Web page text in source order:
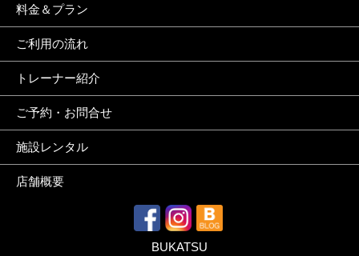
料金＆プラン
ご利用の流れ
トレーナー紹介
ご予約・お問合せ
施設レンタル
店舗概要
BUKATSU